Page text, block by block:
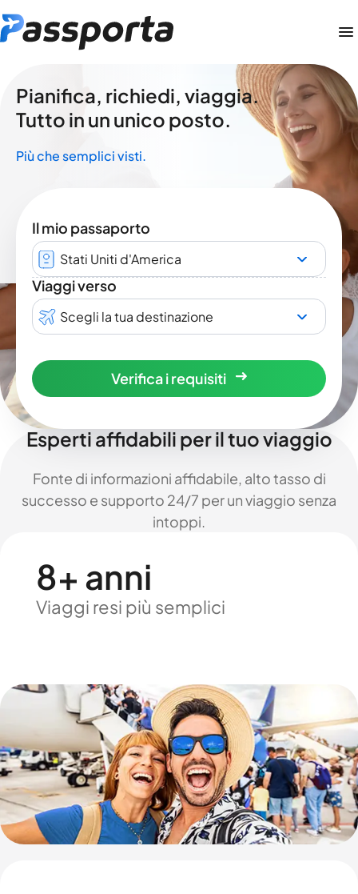
Pianifica, richiedi, viaggia.
Tutto in un unico posto.
Più che semplici visti.
Il mio passaporto
Stati Uniti d'America
Viaggi verso
Scegli la tua destinazione
Verifica i requisiti
Esperti affidabili per il tuo viaggio
Fonte di informazioni affidabile, alto tasso di
successo e supporto 24/7 per un viaggio senza
intoppi.
8+ anni
Viaggi resi più semplici